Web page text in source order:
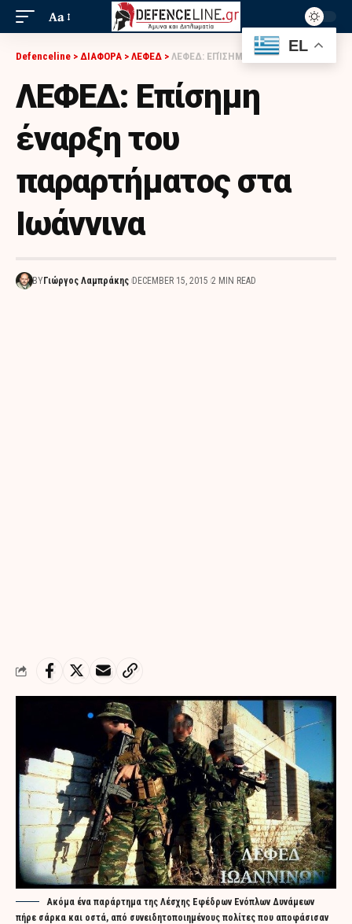
Aa
Defenceline > ΔΙΑΦΟΡΑ > ΛΕΦΕΔ > ΛΕΦΕΔ: ΕΠΊΣΗΜΗ ΈΝΑΡΞΗ ΤΟΥ ΠΑΡΑΡΤΉΜΑΤΟΣ ΣΤΑ ΙΩΆΝΝΙΝΑ
ΛΕΦΕΔ: Επίσημη
έναρξη του
παραρτήματος στα
Ιωάννινα
BY Γιώργος Λαμπράκης DECEMBER 15, 2015 2 MIN READ
Ακόμα ένα παράρτημα της Λέσχης Εφέδρων Ενόπλων Δυνάμεων
πήρε σάρκα και οστά, από συνειδητοποιημένους πολίτες που αποφάσισαν
EL